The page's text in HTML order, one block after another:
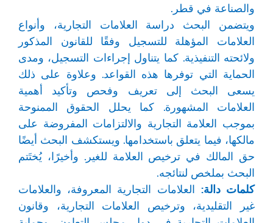
والصناعة في قطر.
ويتضمن البحث دراسة العلامات التجارية، وأنواع
العلامات المؤهلة للتسجيل وفقًا للقانون المذكور
ولائحته التنفيذية. كما يتناول إجراءات التسجيل، ومدى
الحماية التي توفرها هذه القواعد. وعلاوة على ذلك
يسعى البحث إلى تعريف وفحص وتأكيد أهمية
العلامات المشهورة. كما يحلل الحقوق الممنوحة
بموجب العلامة التجارية والالتزامات المفروضة على
مالكها، فيما يتعلق باستخدامها. ويستكشف البحث أيضًا
حق المالك في ترخيص العلامة للغير. وأخيرًا، يُختَتم
البحث بملخص لنتائجه.
كلمات دالة: العلامات التجارية المعروفة، والعلامات
غير التقليدية، وترخيص العلامات التجارية، وقانون